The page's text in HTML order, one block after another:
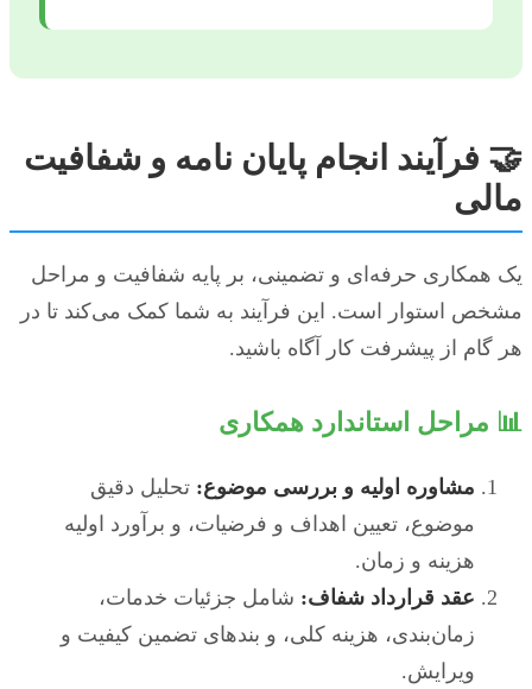
🤝 فرآیند انجام پایان نامه و شفافیت
مالی
یک همکاری حرفه‌ای و تضمینی، بر پایه شفافیت و مراحل
مشخص استوار است. این فرآیند به شما کمک می‌کند تا در
هر گام از پیشرفت کار آگاه باشید.
📊 مراحل استاندارد همکاری
مشاوره اولیه و بررسی موضوع: تحلیل دقیق
موضوع، تعیین اهداف و فرضیات، و برآورد اولیه
هزینه و زمان.
عقد قرارداد شفاف: شامل جزئیات خدمات،
زمان‌بندی، هزینه کلی، و بندهای تضمین کیفیت و
ویرایش.